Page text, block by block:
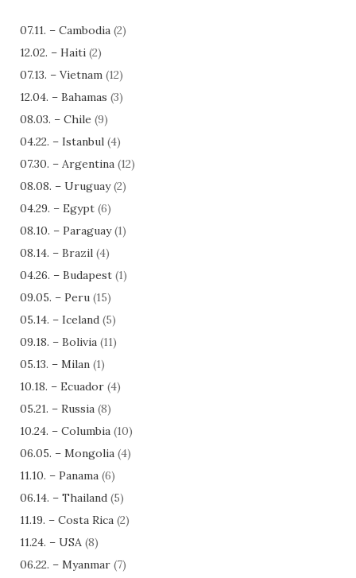
07.11. – Cambodia (2)
12.02. – Haiti (2)
07.13. – Vietnam (12)
12.04. – Bahamas (3)
08.03. – Chile (9)
04.22. – Istanbul (4)
07.30. – Argentina (12)
08.08. – Uruguay(2)
04.29. – Egypt (6)
08.10. – Paraguay(1)
08.14. – Brazil (4)
04.26. – Budapest (1)
09.05. – Peru (15)
05.14. – Iceland (5)
09.18. – Bolivia (11)
05.13. – Milan (1)
10.18. – Ecuador (4)
05.21. – Russia (8)
10.24. – Columbia (10)
06.05. – Mongolia (4)
11.10. – Panama (6)
06.14. – Thailand (5)
11.19. – Costa Rica (2)
11.24. – USA (8)
06.22. – Myanmar (7)